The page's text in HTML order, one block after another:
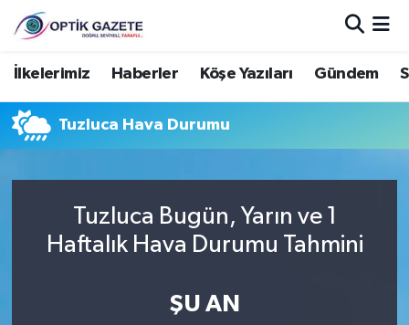
İlkelerimiz Haberler Köşe Yazıları Gündem
Tuzluca Hava Durumu
Tuzluca Bugün, Yarın ve 1
Haftalık Hava Durumu Tahmini
ŞU AN
Nöbetçi Eczaneler
Hava Durumu
Trafik Durumu
Süper Lig Puan Durumu ve Fikstür